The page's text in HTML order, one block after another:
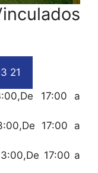
21
17:00 a
17:00 a
17:00 a